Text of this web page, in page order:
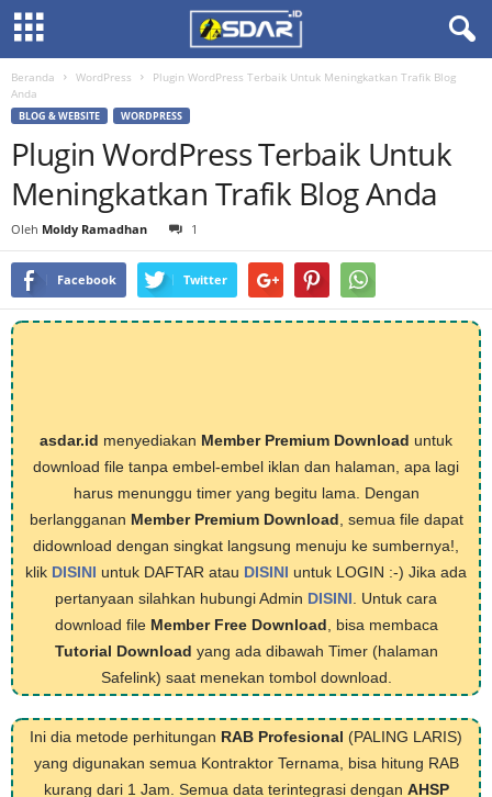
Beranda WordPress
Plugin WordPress Terbaik Untuk Meningkatkan Trafik Blog
Anda
BLOG & WEBSITE WORDPRESS
Plugin WordPress Terbaik Untuk
Meningkatkan Trafik Blog Anda
Oleh Moldy Ramadhan 1
Facebook Twitter
asdar.id menyediakan Member Premium Download untuk
download file tanpa embel-embel iklan dan halaman, apa lagi
harus menunggu timer yang begitu lama. Dengan
berlangganan Member Premium Download , semua file dapat
didownload dengan singkat langsung menuju ke sumbernya!,
klik DISINI untuk DAFTAR atau DISINI untuk LOGIN :-) Jika ada
pertanyaan silahkan hubungi Admin DISINI . Untuk cara
download file Member Free Download , bisa membaca
Tutorial Download yang ada dibawah Timer (halaman
Safelink) saat menekan tombol download.
Ini dia metode perhitungan RAB Profesional (PALING LARIS)
yang digunakan semua Kontraktor Ternama, bisa hitung RAB
kurang dari 1 Jam. Semua data terintegrasi dengan AHSP